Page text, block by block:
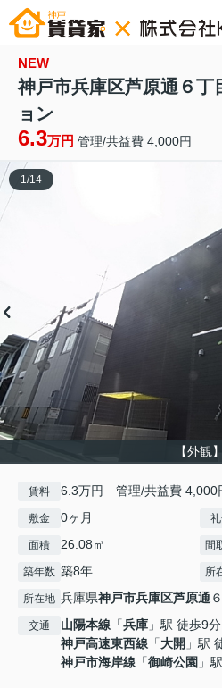
NEW
神戸市兵庫区芦原通６丁
ョン
6.3万円 管理/共益費 4,000円
【外観】
1/14
賃料 6.3万円 管理/共益費 4,000
敷金 0ヶ月
面積 26.08㎡ 間
築年数 築8年 所
所在地 兵庫県神戸市兵庫区芦原通
交通 山陽本線 「兵庫 」駅 徒歩9分
神戸高速東西線 「大開 」駅
神戸市海岸線 「御崎公園 」